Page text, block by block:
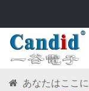
あなたはここ